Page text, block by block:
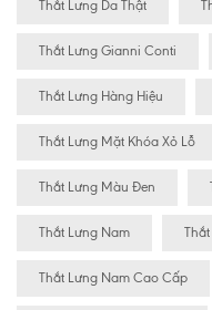
Thắt Lưng Da Thật
Thắt Lưng Gianni Conti
Thắt Lưng Hàng Hiệu
Thắt Lưng Mặt Khóa Xỏ Lỗ
Thắt Lưng Màu Đen
Thắt Lưng Nam
Thắt Lưng Nam Cao Cấp